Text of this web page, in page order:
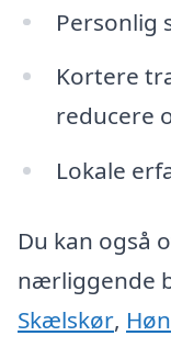
Personlig
Kortere
reducere
Lokale
Du kan også
nærliggende
Skælskør,